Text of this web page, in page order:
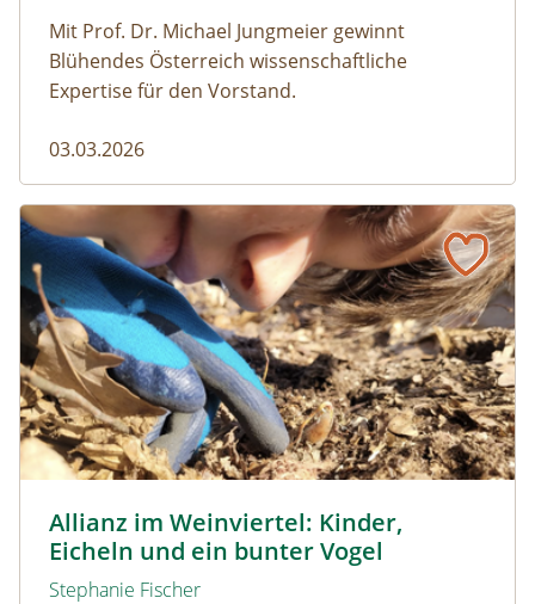
Mit Prof. Dr. Michael Jungmeier gewinnt
Blühendes Österreich wissenschaftliche
Expertise für den Vorstand.
03.03.2026
Allianz im Weinviertel: Kinder,
Eicheln und ein bunter Vogel
Stephanie Fischer
Allianz im Weinviertel: Kinder, Eicheln und ein bunter